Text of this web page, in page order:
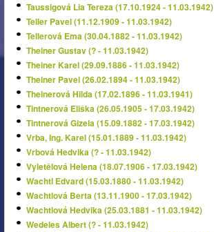
Taussigová Lia Tereza (17.10.1924 - 11.03.1942)
Teller Pavel (11.12.1909 - 11.03.1942)
Tellerová Ema (30.04.1882 - 11.03.1942)
Theiner Gustav (? - 11.03.1942)
Theiner Karel (29.09.1886 - 11.03.1942)
Theiner Pavel (26.02.1894 - 11.03.1942)
Theinerová Hilda (17.02.1896 - 11.03.1941)
Tintnerová Eliška (26.05.1905 - 17.03.1942)
Tintnerová Gizela (15.09.1882 - 17.03.1942)
Vrba, Ing. Karel (15.01.1889 - 11.03.1942)
Vrbová Hedvika (? - 11.03.1942)
Vyletělová Helena (18.07.1906 - 17.03.1942)
Wachtl Edvard (15.03.1880 - 11.03.1942)
Wachtlová Berta (13.11.1900 - 17.03.1942)
Wachtlová Hedvika (25.03.1881 - 11.03.1942)
Wedeles Albert (? - 11.03.1942)